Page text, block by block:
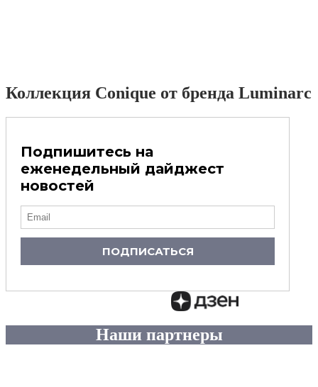
Коллекция Conique от бренда Luminarc
Подпишитесь на
еженедельный дайджест
новостей
ПОДПИСАТЬСЯ
Наши партнеры